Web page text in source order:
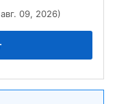
09, 2026)